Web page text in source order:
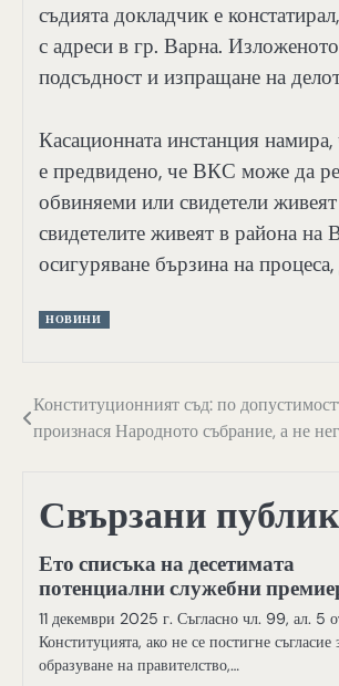
съдията докладчик е
с адреси в гр. Варна.
подсъдност и изпращане на
Касационната инстанция
е предвидено, че ВКС може да
обвиняеми или свидетели
свидетелите живеят в района
осигуряване бързина на
НОВИНИ
Навигация
Конституционният съд: по
произнася Народното събрание, а не
Свързани
Ето списъка на десетимата
потенциални служебни
11 декември 2025 г. Съгласно чл. 99, ал. 5
Конституцията, ако не се постигне съгласие
образуване на правителство,…